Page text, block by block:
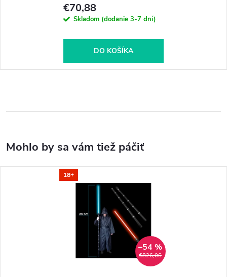
€70,88
Skladom (dodanie 3-7 dní)
DO KOŠÍKA
18+
€826,06
–54 %